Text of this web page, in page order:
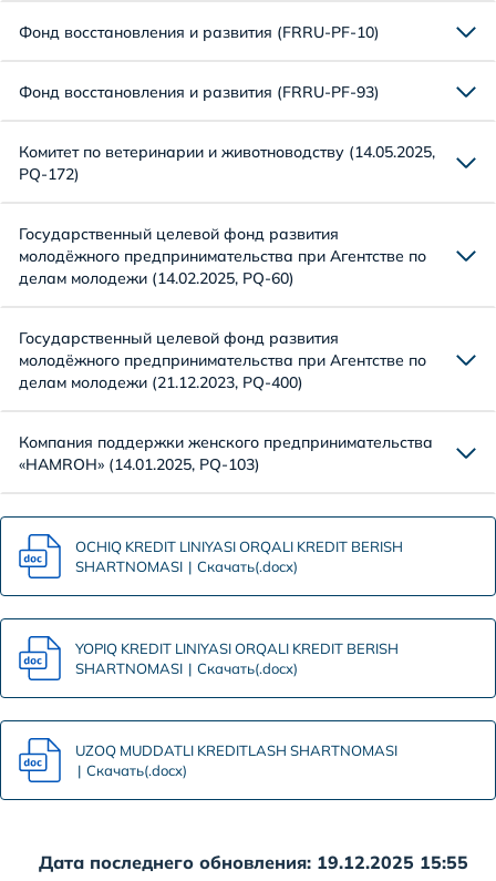
Фонд восстановления и развития (FRRU-PF-10)
Фонд восстановления и развития (FRRU-PF-93)
Комитет по ветеринарии и животноводству (14.05.2025,
PQ-172)
Государственный целевой фонд развития
молодёжного предпринимательства при Агентстве по
делам молодежи (14.02.2025, PQ-60)
Государственный целевой фонд развития
молодёжного предпринимательства при Агентстве по
делам молодежи (21.12.2023, PQ-400)
Компания поддержки женского предпринимательства
«HAMROH» (14.01.2025, PQ-103)
OCHIQ KREDIT LINIYASI ORQALI KREDIT BERISH
SHARTNOMASI
Скачать(.docx)
YOPIQ KREDIT LINIYASI ORQALI KREDIT BERISH
SHARTNOMASI
Скачать(.docx)
UZOQ MUDDATLI KREDITLASH SHARTNOMASI
Скачать(.docx)
Дата последнего обновления: 19.12.2025 15:55